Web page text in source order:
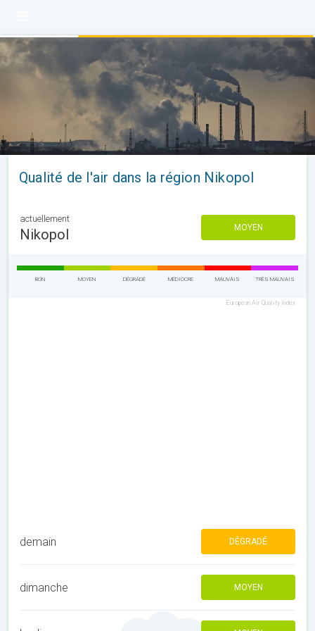
Qualité de l'air dans la région Nikopol
actuellement
Nikopol MOYEN
BON MOYEN DÉGRADÉ MÉDIOCRE MAUVAIS TRÈS MAUVAIS
European Air Quality Index
demain DÉGRADÉ
dimanche MOYEN